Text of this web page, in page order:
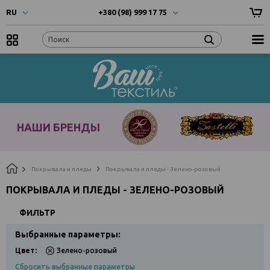
RU
UA- Українска
RU- Русский
+380 (98) 999 17 75
НАШИ БРЕНДЫ
Покрывала и пледы Покрывала и пледы - Зелено-розовый
ПОКРЫВАЛА И ПЛЕДЫ - ЗЕЛЕНО-РОЗОВЫЙ
ФИЛЬТР
Выбранные параметры:
Цвет: Зелено-розовый
Сбросить выбранные параметры